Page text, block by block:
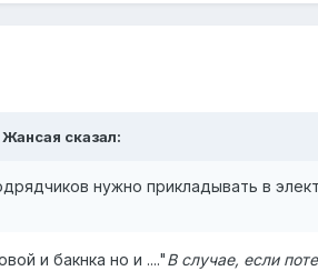
сказал:
нужно прикладывать в
и бакнка но и ...."В случае, если